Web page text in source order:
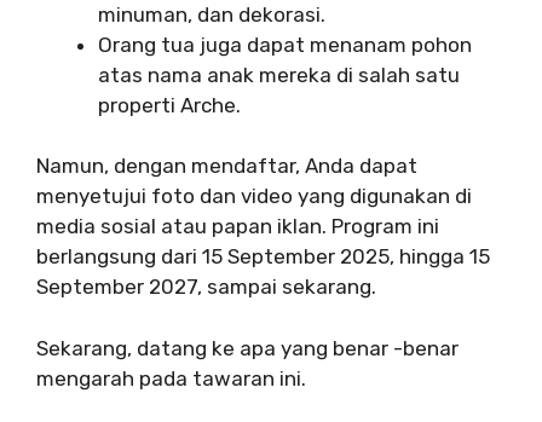
minuman, dan dekorasi.
Orang tua juga dapat menanam pohon
atas nama anak mereka di salah satu
properti Arche.
Namun, dengan mendaftar, Anda dapat
menyetujui foto dan video yang digunakan di
media sosial atau papan iklan. Program ini
berlangsung dari 15 September 2025, hingga 15
September 2027, sampai sekarang.
Sekarang, datang ke apa yang benar -benar
mengarah pada tawaran ini.